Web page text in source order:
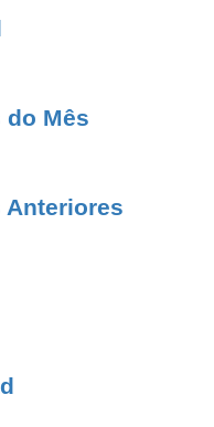
do Mês
Anteriores